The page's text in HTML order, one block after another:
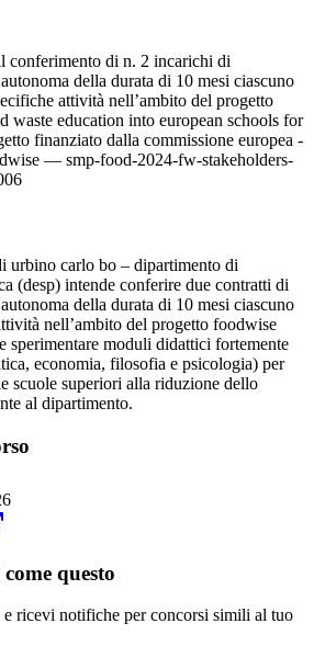
conferimento di n. 2 incarichi di
della durata di 10 mesi ciascuno
attività nell’ambito del progetto
waste education into european schools for
finanziato dalla commissione europea -
— smp-food-2024-fw-stakeholders-
urbino carlo bo – dipartimento di
(desp) intende conferire due contratti di
della durata di 10 mesi ciascuno
nell’ambito del progetto foodwise
sperimentare moduli didattici fortemente
economia, filosofia e psicologia) per
scuole superiori alla riduzione dello
al dipartimento.
questo
ricevi notifiche per concorsi simili al tuo